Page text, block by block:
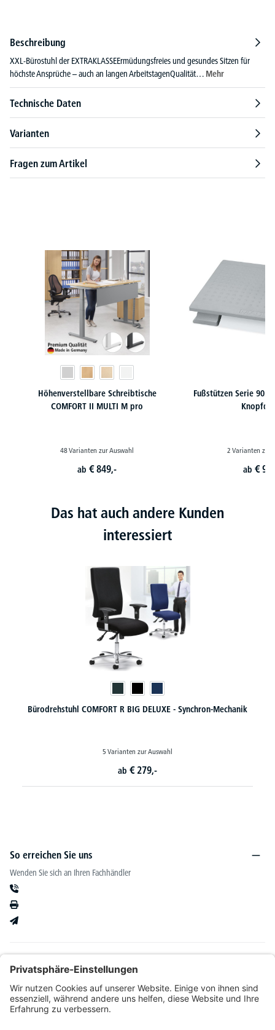
Beschreibung
XXL-Bürostuhl der EXTRAKLASSEErmüdungsfreies und gesundes Sitzen für
höchste Ansprüche – auch an langen ArbeitstagenQualität… Mehr
Technische Daten
Varianten
Fragen zum Artikel
Höhenverstellbare Schreibtische
COMFORT II MULTI M pro
48 Varianten zur Auswahl
ab€ 849,-
Fußstützen Serie
2 Varianten zur
ab € 94,
Das hat auch andere Kunden
interessiert
- Synchron-Mechanik XXL-Bürostuhl CONTROL 24 -
So erreichen Sie uns
Wenden Sie sich an Ihren Fachhändler
Kataloge & mehr